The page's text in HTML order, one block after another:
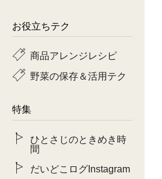
お役立ちテク
商品アレンジレシピ
野菜の保存＆活用テク
特集
ひとさじのときめき時
間
だいどこログInstagram